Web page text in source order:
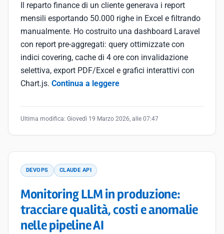
Il reparto finance di un cliente generava i report
mensili esportando 50.000 righe in Excel e filtrando
manualmente. Ho costruito una dashboard Laravel
con report pre-aggregati: query ottimizzate con
indici covering, cache di 4 ore con invalidazione
selettiva, export PDF/Excel e grafici interattivi con
Chart.js. Continua a leggere
Ultima modifica: Giovedì 19 Marzo 2026, alle 07:47
DEVOPS CLAUDE API
Monitoring LLM in produzione:
tracciare qualità, costi e anomalie
nelle pipeline AI